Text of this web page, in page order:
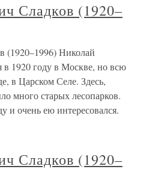
Сладков (1920–
(1920–1996) Николай
1920 году в Москве, но всю
в Царском Селе. Здесь,
много старых лесопарков.
и очень ею интересовался.
Сладков (1920–